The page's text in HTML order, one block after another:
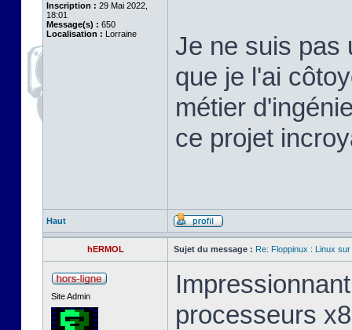
Inscription : 29 Mai 2022,
18:01
Message(s) : 650
Localisation : Lorraine
Je ne suis pas
que je l'ai
métier
ce projet
Haut
hERMOL Sujet du message : Re: Floppinux : Linux
Site Admin
processeurs